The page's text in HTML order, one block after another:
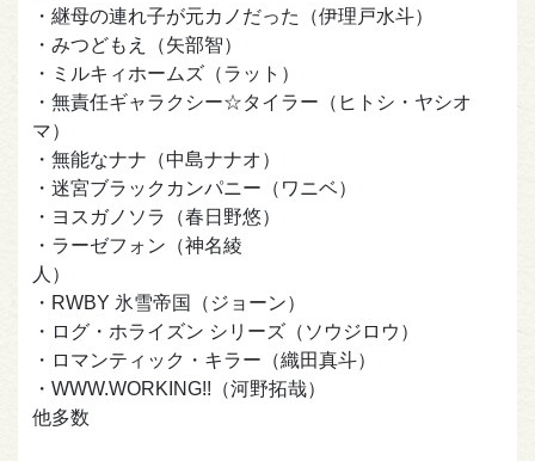
・継母の連れ子が元カノだった（伊理戸水斗）
・みつどもえ（矢部智）
・ミルキィホームズ（ラット）
・無責任ギャラクシー☆タイラー（ヒトシ・ヤシオ
マ）
・無能なナナ（中島ナナオ）
・迷宮ブラックカンパニー（ワニベ）
・ヨスガノソラ（春日野悠）
・ラーゼフォン（神名綾
人）
・RWBY 氷雪帝国（ジョーン）
・ログ・ホライズン シリーズ（ソウジロウ）
・ロマンティック・キラー（織田真斗）
・WWW.WORKING!!（河野拓哉）
他多数